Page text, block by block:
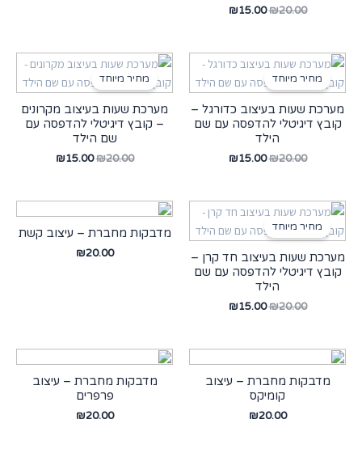
₪20.00
₪15.00
מחיר מיוחד
מערכת שעות בעיצוב כדורגל –
קובץ דיגיטלי להדפסה עם שם
הילד
₪20.00
₪15.00
מחיר מיוחד
מערכת שעות בעיצוב מקרונים
– קובץ דיגיטלי להדפסה עם
שם הילד
₪20.00
₪15.00
מחיר מיוחד
מערכת שעות בעיצוב חד קרן –
קובץ דיגיטלי להדפסה עם שם
הילד
₪20.00
₪15.00
מדבקות מחברת – עיצוב קשת
₪20.00
מדבקות מחברת – עיצוב
קומיקס
₪20.00
מדבקות מחברת – עיצוב
פרפרים
₪20.00